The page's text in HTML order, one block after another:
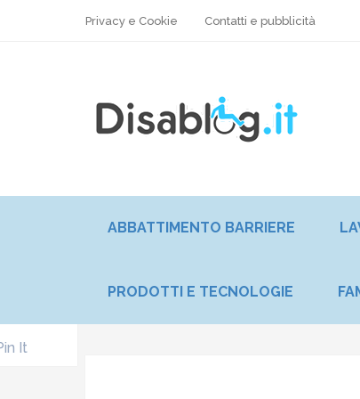
Privacy e Cookie Contatti e pubblicità
ABBATTIMENTO BARRIERE
PRODOTTI E TECNOLOGIE
It